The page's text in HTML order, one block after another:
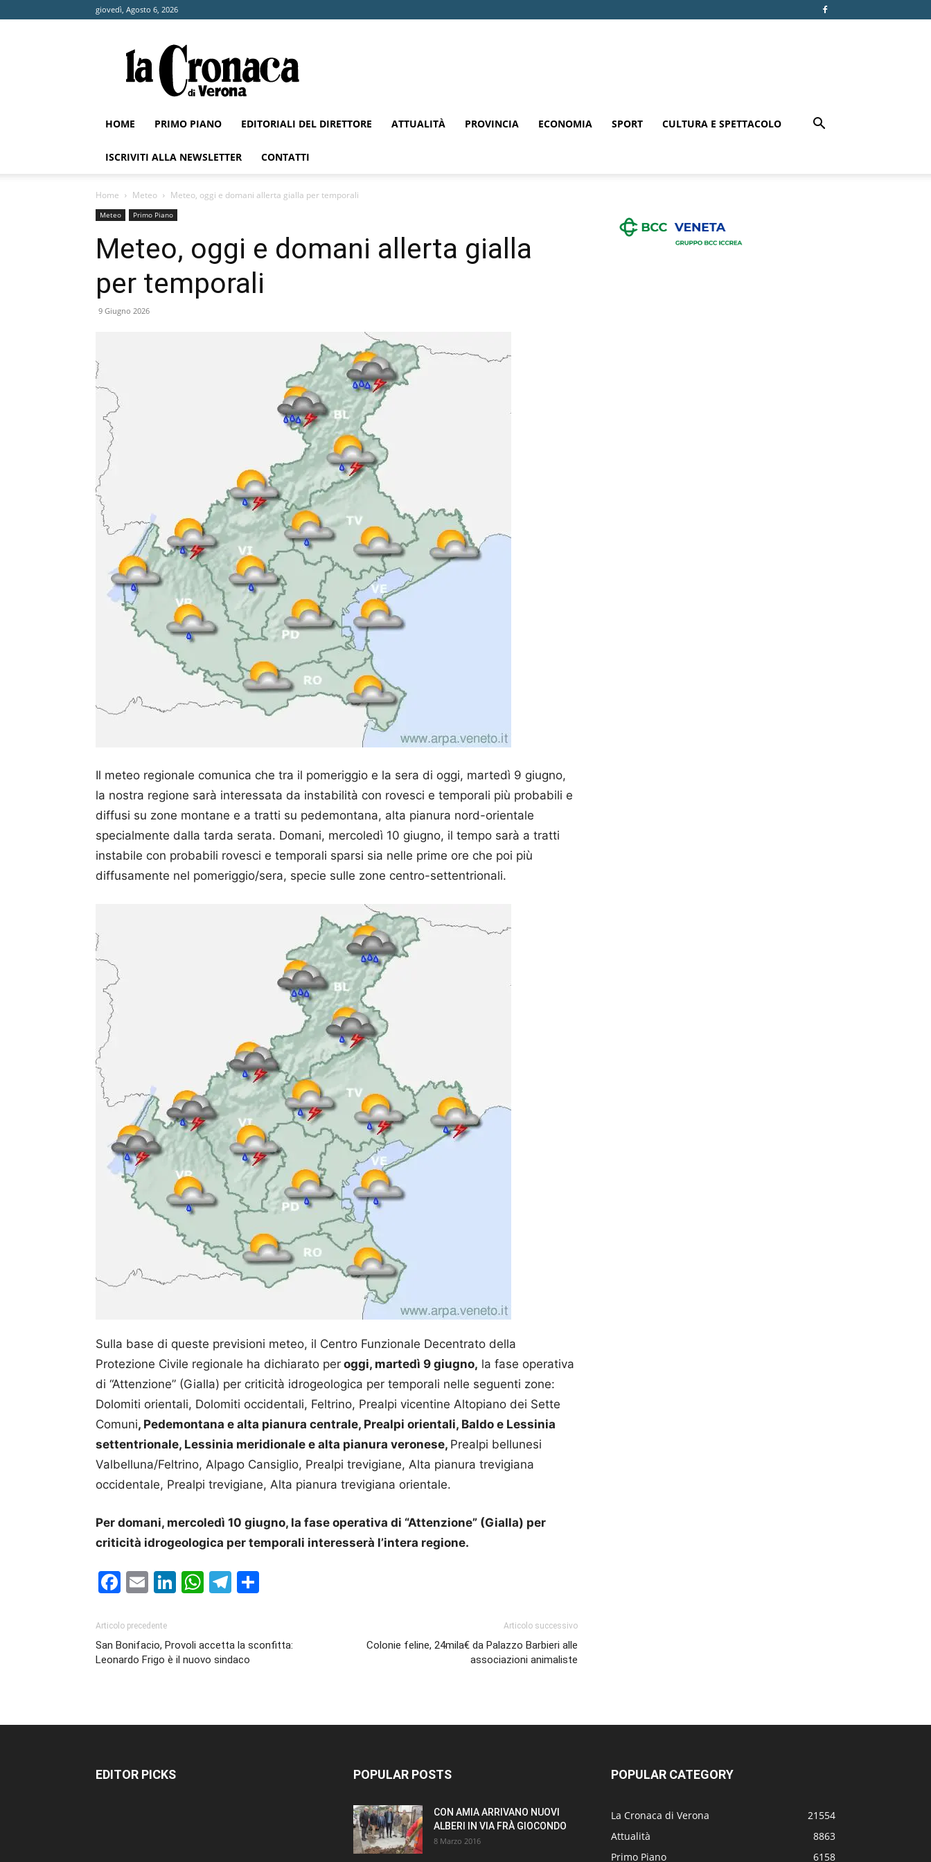
giovedì, Agosto 6, 2026
Cronaca
di
Verona
HOME PRIMO PIANO EDITORIALI DEL DIRETTORE ATTUALITÀ PROVINCIA ECONOMIA SPORT CULTURA E SPETTACOLO
ISCRIVITI ALLA NEWSLETTER CONTATTI
Home Meteo Meteo, oggi e domani allerta gialla per temporali
Meteo Primo Piano
Meteo, oggi e domani allerta gialla
per temporali
9 Giugno 2026
Il meteo regionale comunica che tra il pomeriggio e la sera di oggi, martedì 9 giugno,
la nostra regione sarà interessata da instabilità con rovesci e temporali più probabili e
diffusi su zone montane e a tratti su pedemontana, alta pianura nord-orientale
specialmente dalla tarda serata. Domani, mercoledì 10 giugno, il tempo sarà a tratti
instabile con probabili rovesci e temporali sparsi sia nelle prime ore che poi più
diffusamente nel pomeriggio/sera, specie sulle zone centro-settentrionali.
Sulla base di queste previsioni meteo, il Centro Funzionale Decentrato della
Protezione Civile regionale ha dichiarato per oggi, martedì 9 giugno, la fase operativa
di “Attenzione” (Gialla) per criticità idrogeologica per temporali nelle seguenti zone:
Dolomiti orientali, Dolomiti occidentali, Feltrino, Prealpi vicentine Altopiano dei Sette
Comuni, Pedemontana e alta pianura centrale, Prealpi orientali, Baldo e Lessinia
settentrionale, Lessinia meridionale e alta pianura veronese, Prealpi bellunesi
Valbelluna/Feltrino, Alpago Cansiglio, Prealpi trevigiane, Alta pianura trevigiana
occidentale, Prealpi trevigiane, Alta pianura trevigiana orientale.
Per domani, mercoledì 10 giugno, la fase operativa di “Attenzione” (Gialla) per
criticità idrogeologica per temporali interesserà l’intera regione.
Facebook
EmailLinkedIn
WhatsApp
Telegram
Articolo precedente
San Bonifacio, Provoli accetta la sconfitta:
Leonardo Frigo è il nuovo sindaco
Articolo successivo
Colonie feline, 24mila€ da Palazzo Barbieri alle
associazioni animaliste
EDITOR PICKS POPULAR POSTS
CON AMIA ARRIVANO NUOVI
ALBERI IN VIA FRÀ GIOCONDO
8 Marzo 2016
POPULAR CATEGORY
La Cronaca di Verona
21554
Attualità
8863
Primo Piano
6158